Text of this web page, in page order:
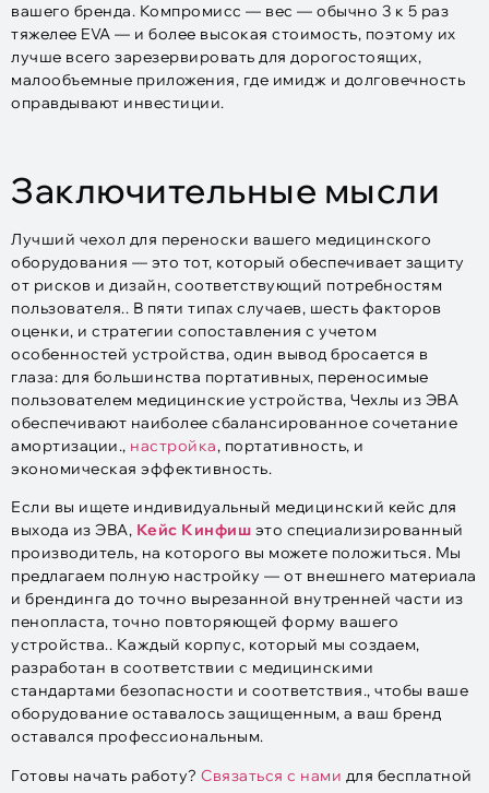
вашего бренда. Компромисс — вес — обычно 3 к 5 раз
тяжелее EVA — и более высокая стоимость, поэтому их
лучше всего зарезервировать для дорогостоящих,
малообъемные приложения, где имидж и долговечность
оправдывают инвестиции.
Заключительные мысли
Лучший чехол для переноски вашего медицинского
оборудования — это тот, который обеспечивает защиту
от рисков и дизайн, соответствующий потребностям
пользователя.. В пяти типах случаев, шесть факторов
оценки, и стратегии сопоставления с учетом
особенностей устройства, один вывод бросается в
глаза: для большинства портативных, переносимые
пользователем медицинские устройства, Чехлы из ЭВА
обеспечивают наиболее сбалансированное сочетание
амортизации., настройка, портативность, и
экономическая эффективность.
Если вы ищете индивидуальный медицинский кейс для
выхода из ЭВА, Кейс Кинфиш это специализированный
производитель, на которого вы можете положиться. Мы
предлагаем полную настройку — от внешнего материала
и брендинга до точно вырезанной внутренней части из
пенопласта, точно повторяющей форму вашего
устройства.. Каждый корпус, который мы создаем,
разработан в соответствии с медицинскими
стандартами безопасности и соответствия., чтобы ваше
оборудование оставалось защищенным, а ваш бренд
оставался профессиональным.
Готовы начать работу? Связаться с нами для бесплатной